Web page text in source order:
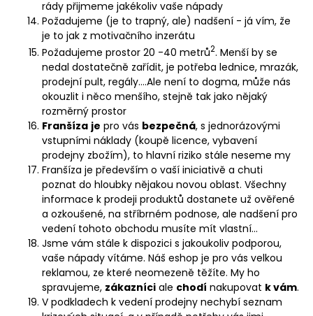
rády přijmeme jakékoliv vaše nápady
Požadujeme (je to trapný, ale) nadšení - já vím, že
je to jak z motivačního inzerátu
Požadujeme prostor 20 -40 metrů2. Menší by se
nedal dostatečně zařídit, je potřeba lednice, mrazák,
prodejní pult, regály….Ale není to dogma, může nás
okouzlit i něco menšího, stejně tak jako nějaký
rozměrný prostor
Franšíza je pro vás bezpečná, s jednorázovými
vstupními náklady (koupě licence, vybavení
prodejny zbožím), to hlavní riziko stále neseme my
Franšíza je především o vaší iniciativě a chuti
poznat do hloubky nějakou novou oblast. Všechny
informace k prodeji produktů dostanete už ověřené
a ozkoušené, na stříbrném podnose, ale nadšení pro
vedení tohoto obchodu musíte mít vlastní...
Jsme vám stále k dispozici s jakoukoliv podporou,
vaše nápady vítáme. Náš eshop je pro vás velkou
reklamou, ze které neomezeně těžíte. My ho
spravujeme, zákazníci ale chodí nakupovat k vám.
V podkladech k vedení prodejny nechybí seznam